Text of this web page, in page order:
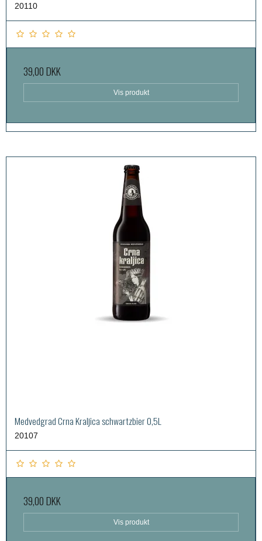
20110
39,00 DKK
Vis produkt
Medvedgrad Crna Kraljica schwartzbier 0,5L
20107
39,00 DKK
Vis produkt